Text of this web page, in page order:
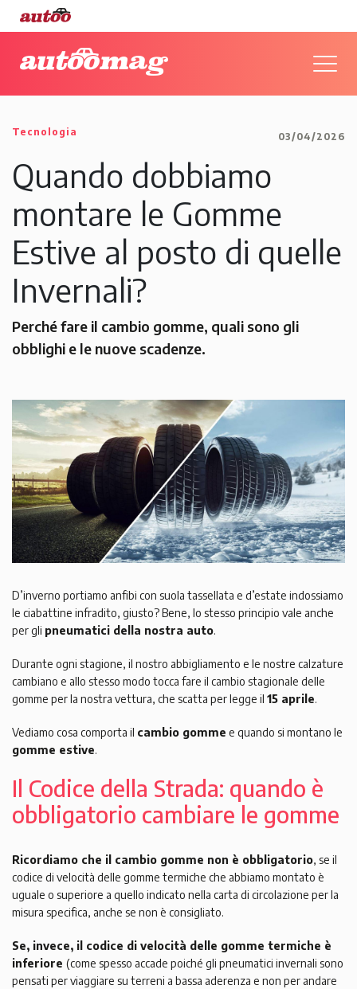
Tecnologia 03/04/2026
Quando dobbiamo
montare le Gomme
Estive al posto di quelle
Invernali?
Perché fare il cambio gomme, quali sono gli
obblighi e le nuove scadenze.
D’inverno portiamo anfibi con suola tassellata e d’estate indossiamo
le ciabattine infradito, giusto? Bene, lo stesso principio vale anche
per gli pneumatici della nostra auto.
Durante ogni stagione, il nostro abbigliamento e le nostre calzature
cambiano e allo stesso modo tocca fare il cambio stagionale delle
gomme per la nostra vettura, che scatta per legge il 15 aprile.
Vediamo cosa comporta il cambio gomme e quando si montano le
gomme estive.
Il Codice della Strada: quando è
obbligatorio cambiare le gomme
Ricordiamo che il cambio gomme non è obbligatorio, se il
codice di velocità delle gomme termiche che abbiamo montato è
uguale o superiore a quello indicato nella carta di circolazione per la
misura specifica, anche se non è consigliato.
Se, invece, il codice di velocità delle gomme termiche è
inferiore (come spesso accade poiché gli pneumatici invernali sono
pensati per viaggiare su terreni a bassa aderenza e non per andare